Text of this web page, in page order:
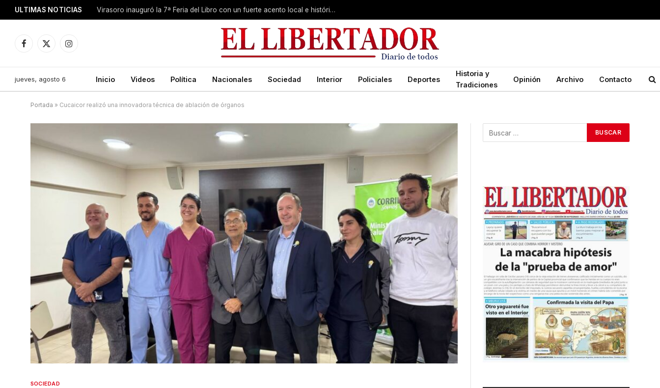
ULTIMAS NOTICIAS Virasoro inauguró la 7ª Feria del Libro con un fuerte acento local e histórico
Facebook
X
Instagram
jueves, agosto 6 Inicio Videos Política Nacionales Sociedad Interior Policiales Deportes
Historia y
Tradiciones
Opinión Archivo Contacto
Portada » Cucaicor realizó una innovadora técnica de ablación de órganos
SOCIEDAD